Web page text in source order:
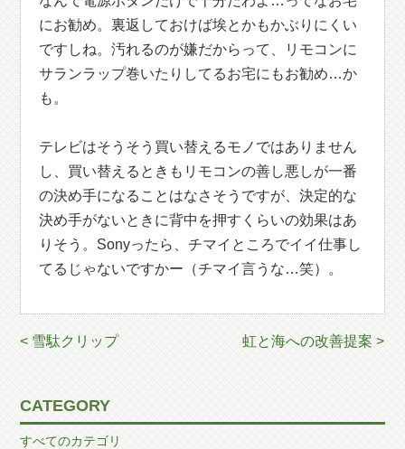
にお勧め。裏返しておけば埃とかもかぶりにくい
ですしね。汚れるのが嫌だからって、リモコンに
サランラップ巻いたりしてるお宅にもお勧め…か
も。
テレビはそうそう買い替えるモノではありません
し、買い替えるときもリモコンの善し悪しが一番
の決め手になることはなさそうですが、決定的な
決め手がないときに背中を押すくらいの効果はあ
りそう。Sonyったら、チマイところでイイ仕事し
てるじゃないですかー（チマイ言うな…笑）。
< 雪駄クリップ 虹と海への改善提案 >
CATEGORY
すべてのカテゴリ